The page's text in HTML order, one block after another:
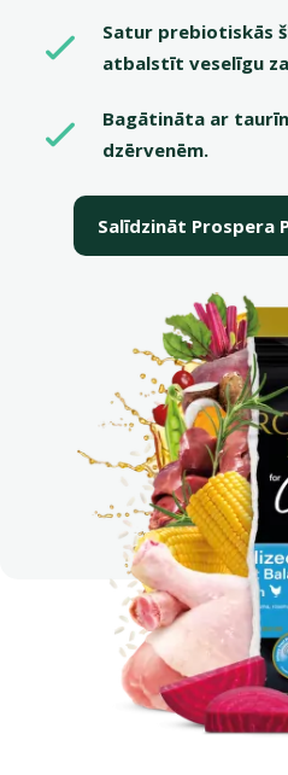
Satur prebiotiskās
atbalstīt veselīgu
Bagātināta ar
dzērvenēm.
Salīdzināt Prospera